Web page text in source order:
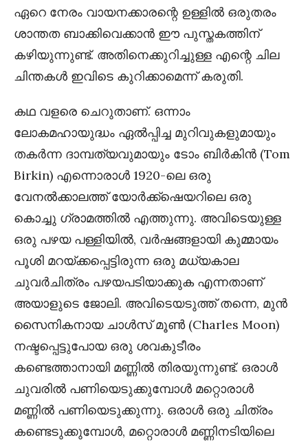
ഏറെ നേരം വായനക്കാരന്റെ ഉള്ളിൽ ഒരുതരം
ശാന്തത ബാക്കിവെക്കാൻ ഈ പുസ്തകത്തിന്
കഴിയുന്നുണ്ട്. അതിനെക്കുറിച്ചുള്ള എന്റെ ചില
ചിന്തകൾ ഇവിടെ കുറിക്കാമെന്ന് കരുതി.
കഥ വളരെ ചെറുതാണ്. ഒന്നാം
ലോകമഹായുദ്ധം ഏൽപ്പിച്ച മുറിവുകളുമായും
തകർന്ന ദാമ്പത്യവുമായും ടോം ബിർകിൻ (Tom
Birkin) എന്നൊരാൾ 1920-ലെ ഒരു
വേനൽക്കാലത്ത് യോർക്ക്ഷെയറിലെ ഒരു
കൊച്ചു ഗ്രാമത്തിൽ എത്തുന്നു. അവിടെയുള്ള
ഒരു പഴയ പള്ളിയിൽ, വർഷങ്ങളായി കുമ്മായം
പൂശി മറയ്ക്കപ്പെട്ടിരുന്ന ഒരു മധ്യകാല
ചുവർചിത്രം പഴയപടിയാക്കുക എന്നതാണ്
അയാളുടെ ജോലി. അവിടെയടുത്ത് തന്നെ, മുൻ
സൈനികനായ ചാൾസ് മൂൺ (Charles Moon)
നഷ്ടപ്പെട്ടുപോയ ഒരു ശവകുടീരം
കണ്ടെത്താനായി മണ്ണിൽ തിരയുന്നുണ്ട്. ഒരാൾ
ചുവരിൽ പണിയെടുക്കുമ്പോൾ മറ്റൊരാൾ
മണ്ണിൽ പണിയെടുക്കുന്നു. ഒരാൾ ഒരു ചിത്രം
കണ്ടെടുക്കുമ്പോൾ, മറ്റൊരാൾ മണ്ണിനടിയിലെ